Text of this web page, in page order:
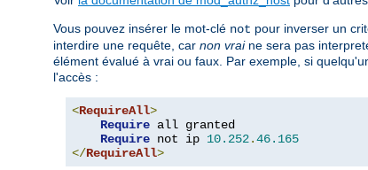
Vous pouvez insérer le mot-clé not pour inverser un
interdire une requête, car non vraine sera pas
élément évalué à vrai ou faux. Par exemple, si
l'accès :
<RequireAll>
Require all granted
Require not ip 10.252.46.165
</RequireAll>